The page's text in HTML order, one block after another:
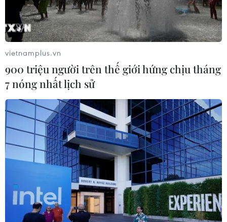
Nhiều hộ gia đình tại ngõ 7 phố Giang Văn Minh (Hà Nội) bất
ngờ phát hiện loạt vết nứt trên mặt đường và tường nhà. Nhiều
vết nứt sâu, kéo dài khiến các hộ dân thấy bất an, lo lắng. Đến
đêm 27/2, nhiều hộ dân sống tại đây nhận được thông báo
phải di tản để đảm bảo an toàn. (Ảnh: Minh Sơn/Vietnam+)
vietnamplus.vn
900 triệu người trên thế giới hứng chịu tháng
7 nóng nhất lịch sử